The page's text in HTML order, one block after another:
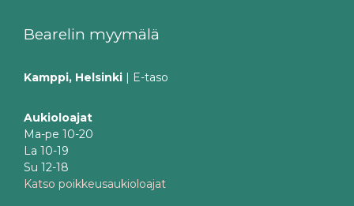
Bearelin myymälä
Kamppi, Helsinki | E-taso
Aukioloajat
Ma-pe 10-20
La 10-19
Su 12-18
Katso poikkeusaukioloajat